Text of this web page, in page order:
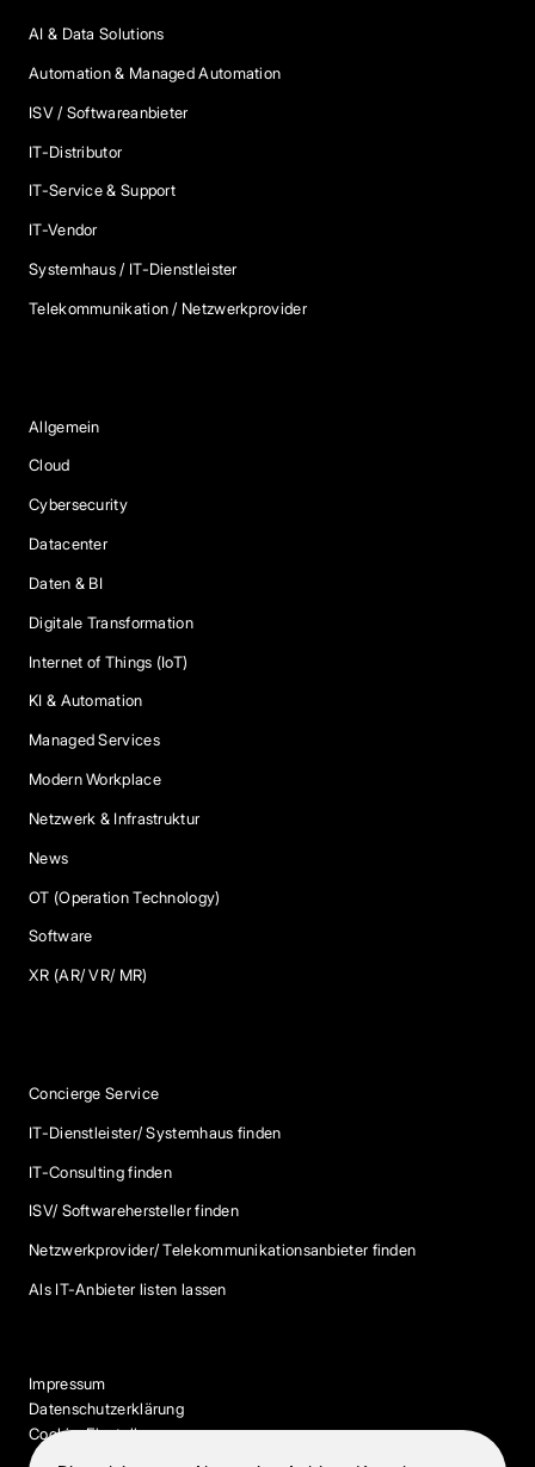
AI & Data Solutions
Automation & Managed Automation
ISV / Softwareanbieter
IT-Distributor
IT-Service & Support
IT-Vendor
Systemhaus / IT-Dienstleister
Telekommunikation / Netzwerkprovider
Allgemein
Cloud
Cybersecurity
Datacenter
Daten & BI
Digitale Transformation
Internet of Things (IoT)
KI & Automation
Managed Services
Modern Workplace
Netzwerk & Infrastruktur
News
OT (Operation Technology)
Software
XR (AR/ VR/ MR)
Concierge Service
IT-Dienstleister/ Systemhaus finden
IT-Consulting finden
ISV/ Softwarehersteller finden
Netzwerkprovider/ Telekommunikationsanbieter finden
Als IT-Anbieter listen lassen
Impressum
Datenschutzerklärung
Cookie-Einstellungen